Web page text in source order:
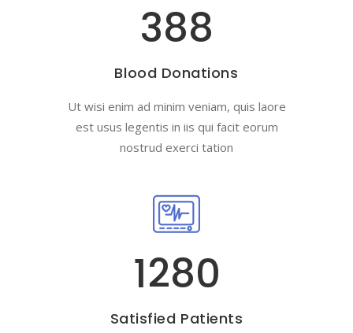
388
Blood Donations
Ut wisi enim ad minim veniam, quis laore
est usus legentis in iis qui facit eorum
nostrud exerci tation
1280
Satisfied Patients